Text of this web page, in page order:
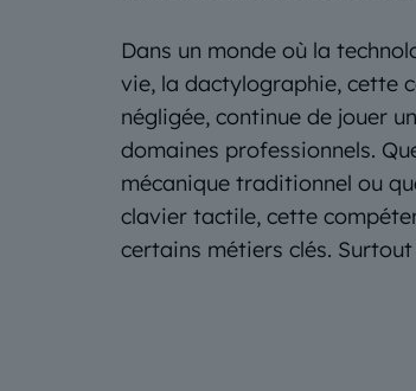
Dans un monde où la
vie, la dactylographie, cette
négligée, continue de jouer
domaines professionnels.
mécanique traditionnel ou
clavier tactile, cette
certains métiers clés.